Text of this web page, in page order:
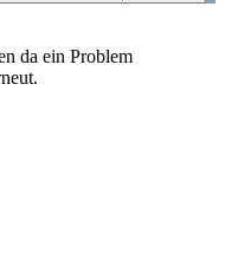
da ein Problem